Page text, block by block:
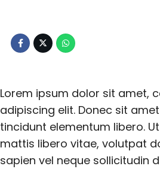
Lorem ipsum dolor sit amet,
adipiscing elit. Donec sit
tincidunt elementum libero.
mattis libero vitae, volutpat
sapien vel neque sollicitudin